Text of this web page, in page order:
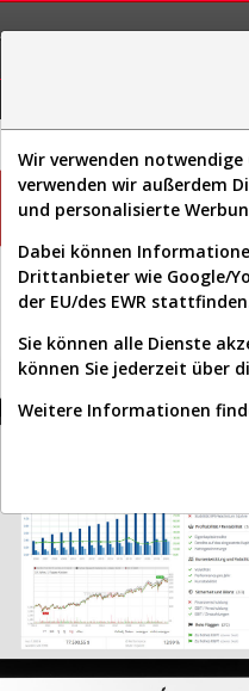
Diese
Wir verwenden
verwenden wir außerdem
und personalisierte
Dabei können
Drittanbieter wie Google/
der EU/des EWR
Sie können alle Dienste
können Sie jederzeit über
Weitere Informationen